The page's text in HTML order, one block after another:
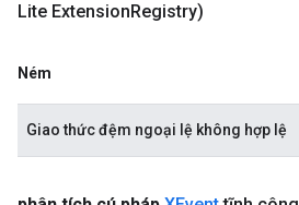
Lite ExtensionRegistry)
Ném
Giao thức đệm ngoại lệ không hợp lệ